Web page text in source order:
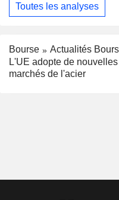
Toutes les analyses
Bourse
Actualités
L'UE adopte de
marchés de l'acier